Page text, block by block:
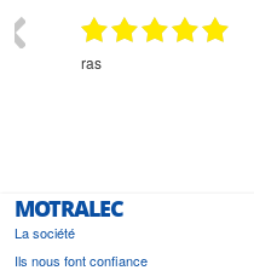
ras
MOTRALEC
La société
Ils nous font confiance